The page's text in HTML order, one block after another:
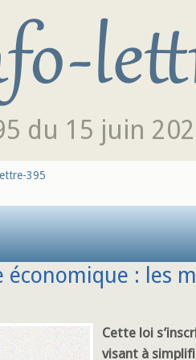
du 15 juin
395
: les
Cette loi
visant à